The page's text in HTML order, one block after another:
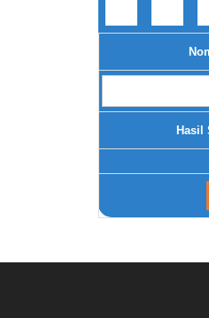
Hasil